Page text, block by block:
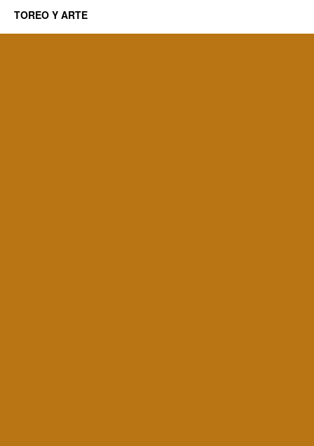
TOREO Y ARTE